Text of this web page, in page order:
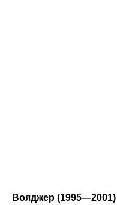
Вояджер (1995—2001)